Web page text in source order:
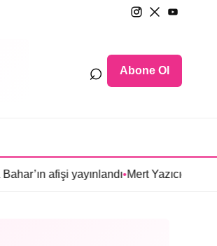
⌕ Abone Ol
yayınlandı•Mert Yazıcıoğlu’nun Aras